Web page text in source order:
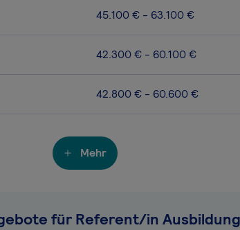
45.100 € - 63.100 €
42.300 € - 60.100 €
42.800 € - 60.600 €
Mehr
für Referent/in Ausbildung